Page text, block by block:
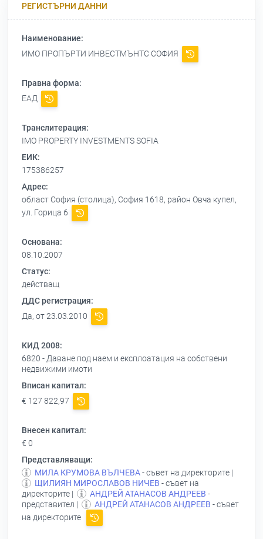
РЕГИСТЪРНИ ДАННИ
Наименование:
ИМО ПРОПЪРТИ ИНВЕСТМЪНТС СОФИЯ
Правна форма:
ЕАД
Транслитерация:
IMO PROPERTY INVESTMENTS SOFIA
ЕИК:
175386257
Адрес:
област София (столица), София 1618, район Овча купел,
ул. Горица 6
Основана:
08.10.2007
Статус:
действащ
ДДС регистрация:
Да, от 23.03.2010
КИД 2008:
6820 - Даване под наем и експлоатация на собствени
недвижими имоти
Вписан капитал:
€ 127 822,97
Внесен капитал:
€ 0
Представляващи:
МИЛА КРУМОВА ВЪЛЧЕВА- съвет на директорите |
ЩИЛИЯН МИРОСЛАВОВ НИЧЕВ - съвет на
директорите |
АНДРЕЙ АТАНАСОВ АНДРЕЕВ -
представител |
АНДРЕЙ АТАНАСОВ АНДРЕЕВ - съвет
на директорите